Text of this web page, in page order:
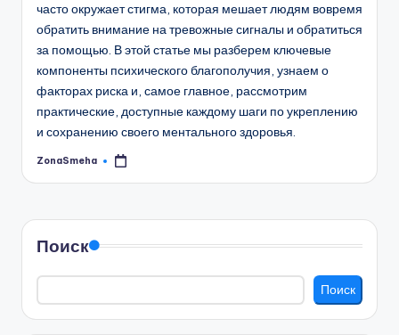
часто окружает стигма, которая мешает людям вовремя
обратить внимание на тревожные сигналы и обратиться
за помощью. В этой статье мы разберем ключевые
компоненты психического благополучия, узнаем о
факторах риска и, самое главное, рассмотрим
практические, доступные каждому шаги по укреплению
и сохранению своего ментального здоровья.
Запись
ZonaSmeha
Поиск
Поиск